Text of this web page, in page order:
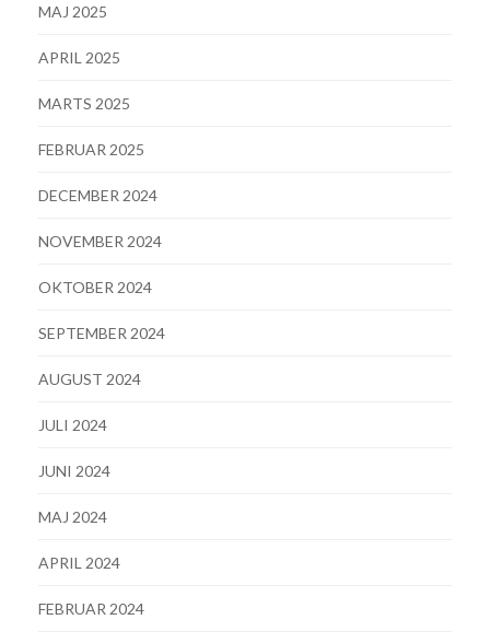
MAJ 2025
APRIL 2025
MARTS 2025
FEBRUAR 2025
DECEMBER 2024
NOVEMBER 2024
OKTOBER 2024
SEPTEMBER 2024
AUGUST 2024
JULI 2024
JUNI 2024
MAJ 2024
APRIL 2024
FEBRUAR 2024